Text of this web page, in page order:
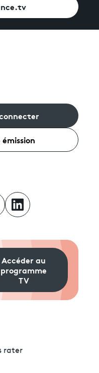
Accéder au
programme
TV
rater